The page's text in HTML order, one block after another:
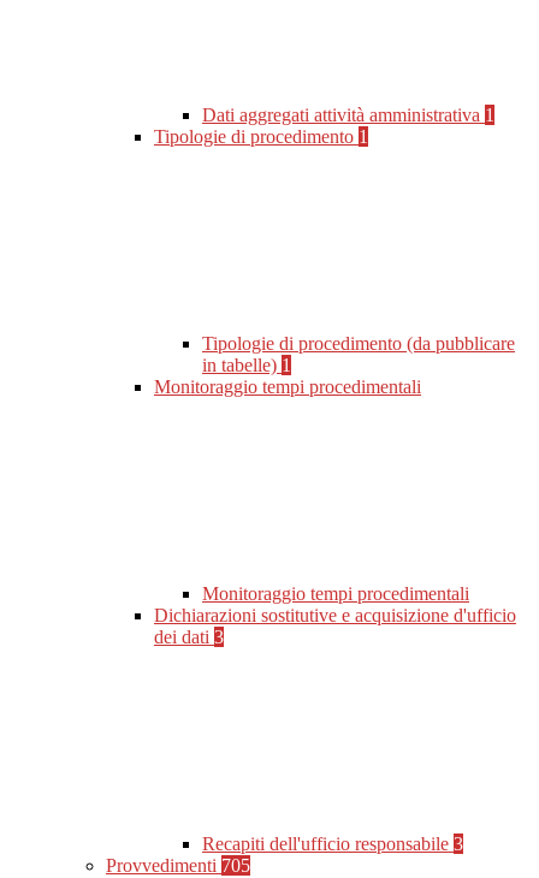
Dati aggregati attività amministrativa 1
Tipologie di procedimento 1
Tipologie di procedimento (da pubblicare
in tabelle) 1
Monitoraggio tempi procedimentali
Monitoraggio tempi procedimentali
Dichiarazioni sostitutive e acquisizione d'ufficio
dei dati 3
Recapiti dell'ufficio responsabile 3
Provvedimenti 705